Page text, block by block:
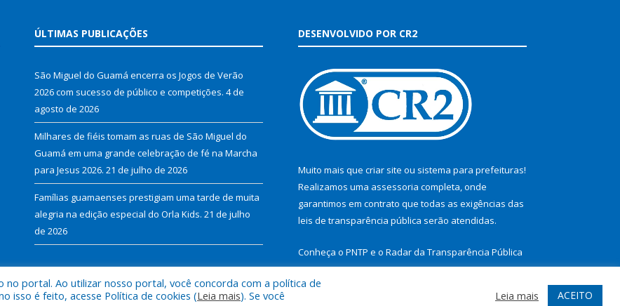
ÚLTIMAS PUBLICAÇÕES
São Miguel do Guamá encerra os Jogos de Verão
2026 com sucesso de público e competições. 4 de
agosto de 2026
Milhares de fiéis tomam as ruas de São Miguel do
Guamá em uma grande celebração de fé na Marcha
para Jesus 2026. 21 de julho de 2026
Famílias guamaenses prestigiam uma tarde de muita
alegria na edição especial do Orla Kids. 21 de julho
de 2026
DESENVOLVIDO POR CR2
Muito mais que criar site ou sistema para prefeituras!
Realizamos uma assessoria completa, onde
garantimos em contrato que todas as exigências das
leis de transparência pública serão atendidas.
Conheça o PNTP e o Radar da Transparência Pública
no portal. Ao utilizar nosso portal, você concorda com a política de
isso é feito, acesse Política de cookies (Leia mais). Se você
Leia mais ACEITO